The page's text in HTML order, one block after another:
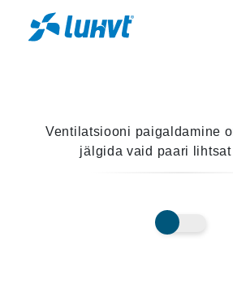
Ventilatsiooni paigaldamine
jälgida vaid paari lihtsat